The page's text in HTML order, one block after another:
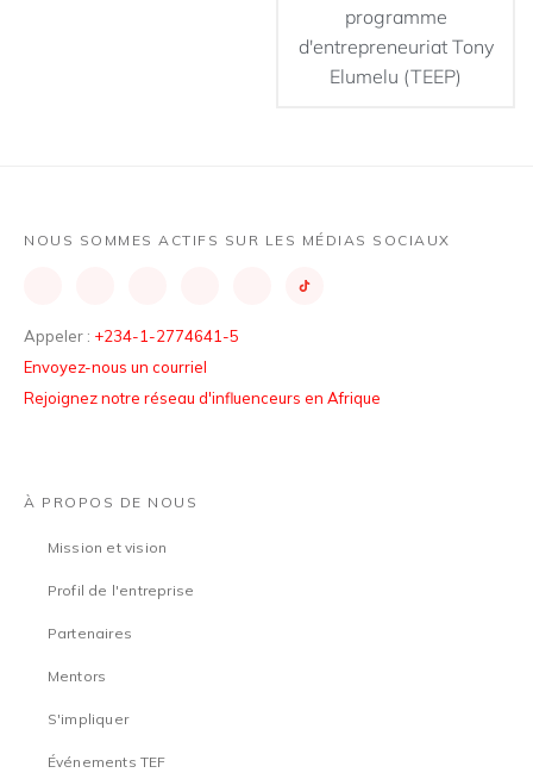
programme
d'entrepreneuriat Tony
Elumelu (TEEP)
NOUS SOMMES ACTIFS SUR LES MÉDIAS SOCIAUX
Appeler : +234-1-2774641-5
Envoyez-nous un courriel
Rejoignez notre réseau d'influenceurs en Afrique
À PROPOS DE NOUS
Mission et vision
Profil de l'entreprise
Partenaires
Mentors
S'impliquer
Événements TEF